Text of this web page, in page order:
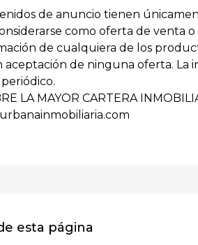
de anuncio tienen
como oferta de venta
de cualquiera de los
aceptación de ninguna oferta. La
LA MAYOR CARTERA
esta página